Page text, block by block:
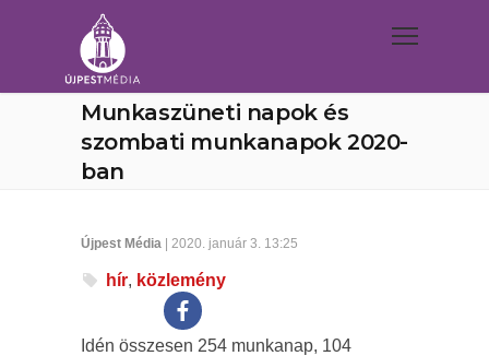
Munkaszüneti napok és
szombati munkanapok 2020-
ban
Újpest Média | 2020. január 3. 13:25
hír, közlemény
Idén összesen 254 munkanap, 104